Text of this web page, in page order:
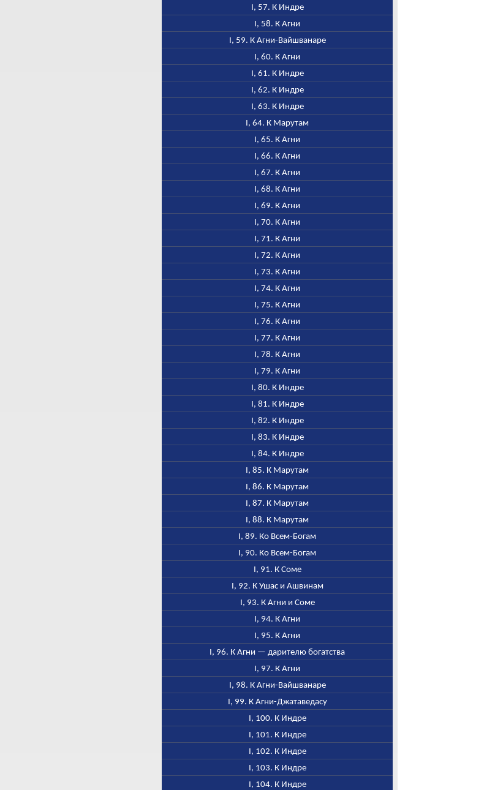
I, 57. К Индре
I, 58. К Агни
I, 59. К Агни-Вайшванаре
I, 60. К Агни
I, 61. К Индре
I, 62. К Индре
I, 63. К Индре
I, 64. К Марутам
I, 65. К Агни
I, 66. К Агни
I, 67. К Агни
I, 68. К Агни
I, 69. К Агни
I, 70. К Агни
I, 71. К Агни
I, 72. К Агни
I, 73. К Агни
I, 74. К Агни
I, 75. К Агни
I, 76. К Агни
I, 77. К Агни
I, 78. К Агни
I, 79. К Агни
I, 80. К Индре
I, 81. К Индре
I, 82. К Индре
I, 83. К Индре
I, 84. К Индре
I, 85. К Марутам
I, 86. К Марутам
I, 87. К Марутам
I, 88. К Марутам
I, 89. Ко Всем-Богам
I, 90. Ко Всем-Богам
I, 91. К Соме
I, 92. К Ушас и Ашвинам
I, 93. К Агни и Соме
I, 94. К Агни
I, 95. К Агни
I, 96. К Агни — дарителю богатства
I, 97. К Агни
I, 98. К Агни-Вайшванаре
I, 99. К Агни-Джатаведасу
I, 100. К Индре
I, 101. К Индре
I, 102. К Индре
I, 103. К Индре
I, 104. К Индре